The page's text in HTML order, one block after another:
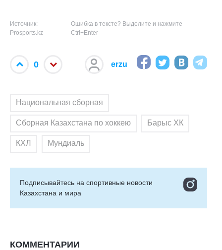
Источник:
Prosports.kz
Ошибка в тексте? Выделите и нажмите
Ctrl+Enter
0 erzu
Национальная сборная
Сборная Казахстана по хоккею Барыс ХК
КХЛ Мундиаль
Подписывайтесь на cпортивные новости
Казахстана и мира
КОММЕНТАРИИ